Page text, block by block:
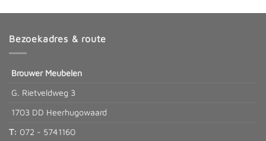
Bezoekadres & route
Brouwer Meubelen
G. Rietveldweg 3
1703 DD Heerhugowaard
T: 072 - 5741160